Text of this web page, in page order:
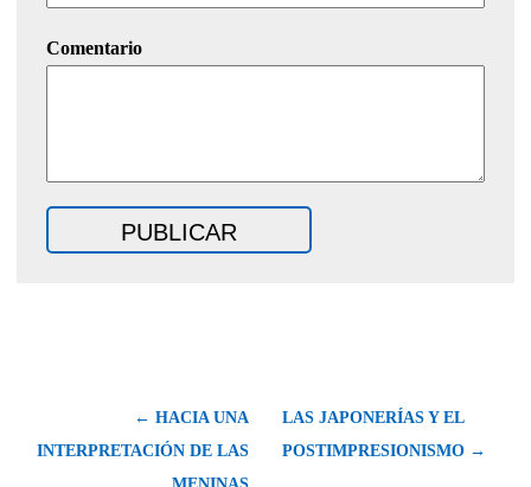
Comentario
← HACIA UNA
INTERPRETACIÓN DE LAS
LAS JAPONERÍAS Y EL
POSTIMPRESIONISMO →